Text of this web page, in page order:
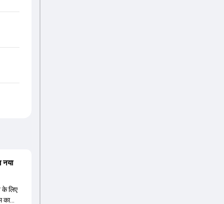
नया
के लिए
का